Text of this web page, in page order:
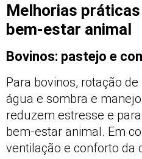
Melhorias
bem-estar animal
Bovinos: pastejo e
Para bovinos, rotação
água e sombra e
reduzem estresse e
bem-estar animal. Em
ventilação e conforto da